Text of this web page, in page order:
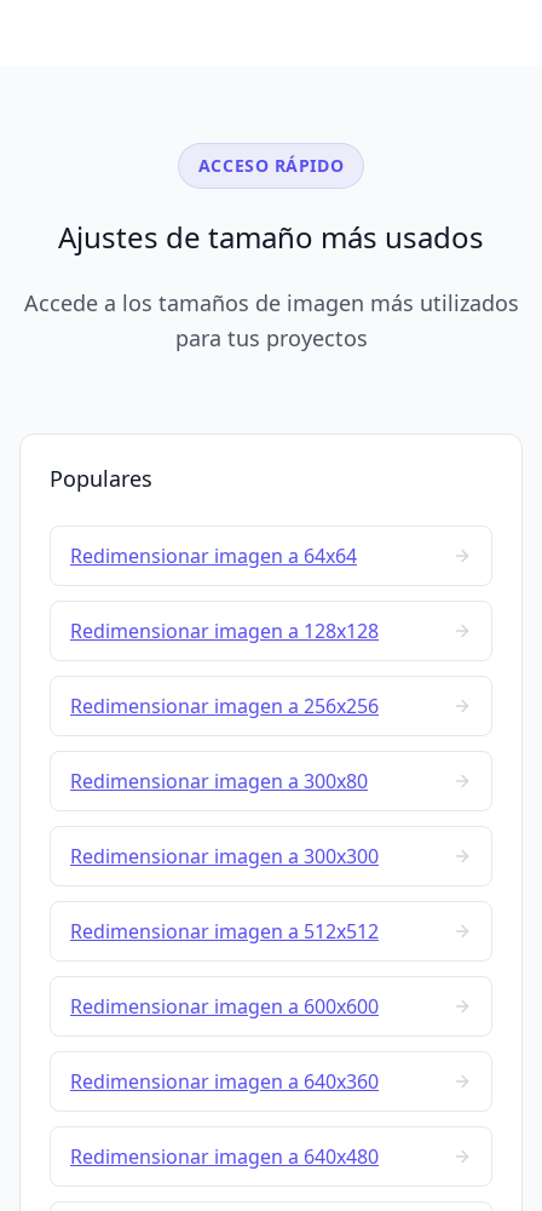
ACCESO RÁPIDO
Ajustes de tamaño más usados
Accede a los tamaños de imagen más utilizados
para tus proyectos
Populares
Redimensionar imagen a 64x64
Redimensionar imagen a 128x128
Redimensionar imagen a 256x256
Redimensionar imagen a 300x80
Redimensionar imagen a 300x300
Redimensionar imagen a 512x512
Redimensionar imagen a 600x600
Redimensionar imagen a 640x360
Redimensionar imagen a 640x480